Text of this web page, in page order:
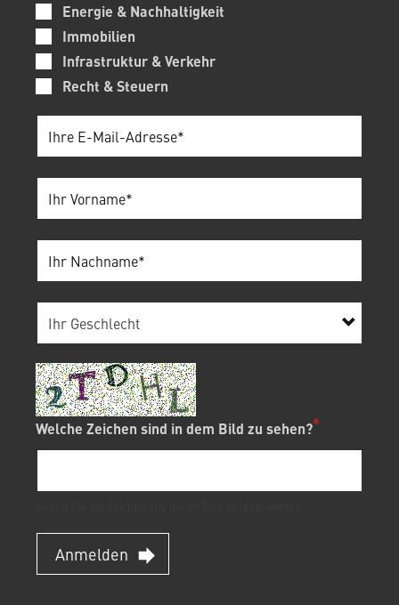
Energie & Nachhaltigkeit
Immobilien
Infrastruktur & Verkehr
Recht & Steuern
Welche Zeichen sind in dem Bild zu sehen?
Anmelden